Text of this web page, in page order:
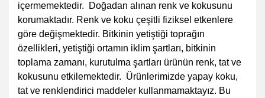
içermemektedir. Doğadan alınan renk ve kokusunu
korumaktadır. Renk ve koku çeşitli fiziksel etkenlere
göre değişmektedir. Bitkinin yetiştiği toprağın
özellikleri, yetiştiği ortamın iklim şartları, bitkinin
toplama zamanı, kurutulma şartları ürünün renk, tat ve
kokusunu etkilemektedir. Ürünlerimizde yapay koku,
tat ve renklendirici maddeler kullanmamaktayız. Bu